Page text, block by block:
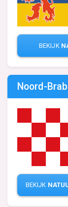
BEKIJK
Noord-
BEKIJK